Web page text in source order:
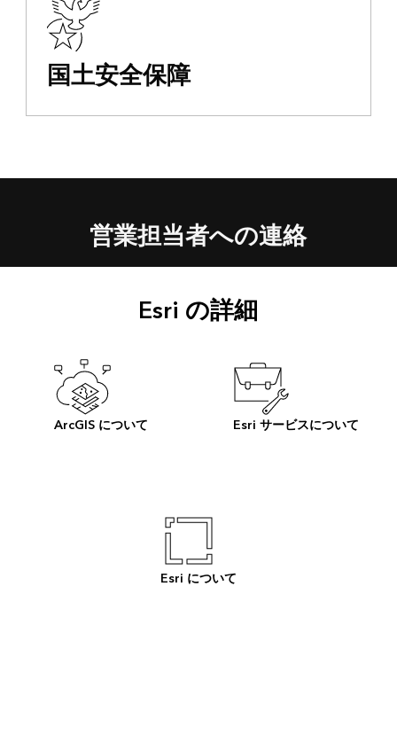
国土安全保障
営業担当者への連絡
Esri の詳細
ArcGIS について Esri サービスについて
Esri について